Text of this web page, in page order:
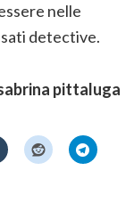
nelle
detective.
pittaluga